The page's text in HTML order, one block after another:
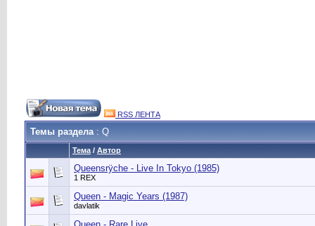
RSS ЛЕНТА
Темы раздела: Q
Тема / Автор
Queensrÿche - Live In Tokyo (1985)
1 REX
Queen - Magic Years (1987)
davlatik